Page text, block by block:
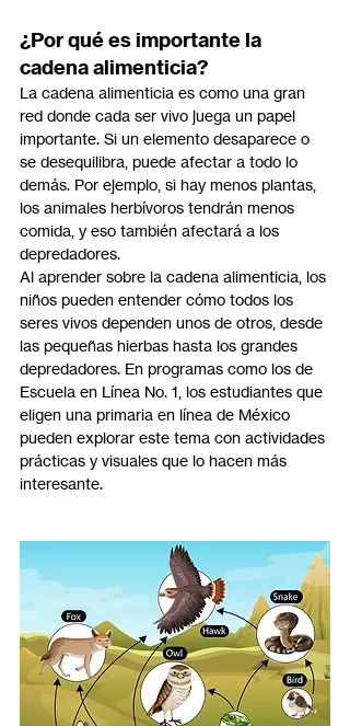
¿Por qué es importante la
cadena alimenticia?
La cadena alimenticia es como una gran
red donde cada ser vivo juega un papel
importante. Si un elemento desaparece o
se desequilibra, puede afectar a todo lo
demás. Por ejemplo, si hay menos plantas,
los animales herbívoros tendrán menos
comida, y eso también afectará a los
depredadores.
Al aprender sobre la cadena alimenticia, los
niños pueden entender cómo todos los
seres vivos dependen unos de otros, desde
las pequeñas hierbas hasta los grandes
depredadores. En programas como los de
Escuela en Línea No. 1, los estudiantes que
eligen una primaria en línea de México
pueden explorar este tema con actividades
prácticas y visuales que lo hacen más
interesante.